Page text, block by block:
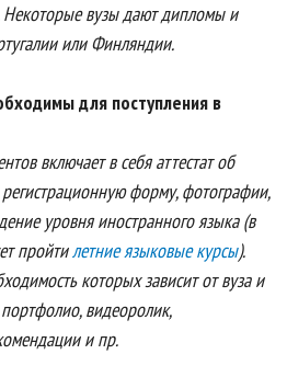
Некоторые вузы дают дипломы и
или Финляндии.
для поступления в
включает в себя аттестат об
форму, фотографии,
уровня иностранного языка (в
пройтилетние языковые курсы).
которых зависит от вуза и
видеоролик,
и пр.